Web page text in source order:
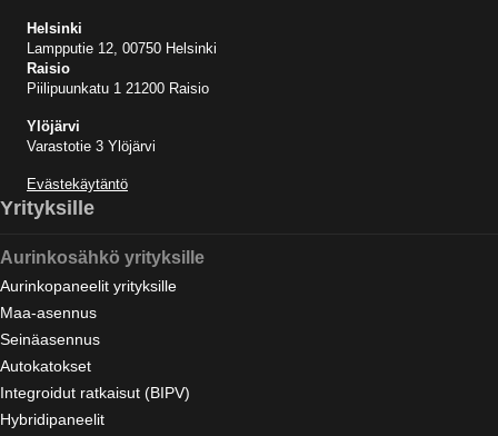
Helsinki
Lampputie 12, 00750 Helsinki
Raisio
Piilipuunkatu 1 21200 Raisio
Ylöjärvi
Varastotie 3 Ylöjärvi
Evästekäytäntö
Yrityksille
Aurinkosähkö yrityksille
Aurinkopaneelit yrityksille
Maa-asennus
Seinäasennus
Autokatokset
Integroidut ratkaisut (BIPV)
Hybridipaneelit